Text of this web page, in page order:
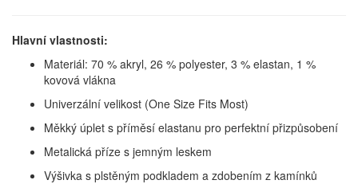
Hlavní vlastnosti:
Materiál: 70 % akryl, 26 % polyester, 3 % elastan, 1 %
kovová vlákna
Univerzální velikost (One Size Fits Most)
Měkký úplet s příměsí elastanu pro perfektní přizpůsobení
Metalická příze s jemným leskem
Výšivka s plstěným podkladem a zdobením z kamínků